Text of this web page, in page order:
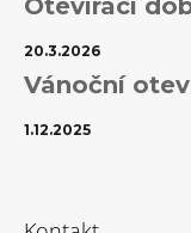
Otevírací
20.3.2026
Vánoční
1.12.2025